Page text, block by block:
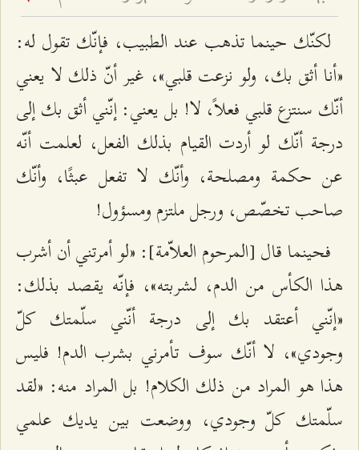
لكنّك حينما تذهب عند الطبيب، فإنّك تقول له:
«أنا أثق بك، ولو نزعت قلبي»، غير أنّ ذلك لا يعني
أنّك سنتزع قلبي فعلاً، لا! بل يعني: إنّني أثق بك إلى
درجة أنّك لو أردت القيام بذلك الفعل، لعلمت أنّه
عن حكمة ومصلحة، وأنّك لا تفعل عبثًا، وأنّك
صاحب تخصّص، ورجل ملتزم ومسؤول!
فحينما قال [المرحوم العلاّمة]: «لو أمرتني أن أشرب
هذا الكأس من الدم، لشربته»، فإنّه يقصد بذلك:
«إنّني أعتقد بك إلى درجة أنّني سلّمتك كلّ
وجودي»، لا أنّك سوف تأمرني بشرب الدم! فليس
هذا هو المراد من ذلك الكلام! بل المراد منه: «لقد
سلّمتك كلّ وجودي، ووضعت بين يديك علمي